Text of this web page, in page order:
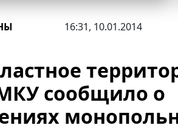
16:31, 10.01.2014
сообщило о